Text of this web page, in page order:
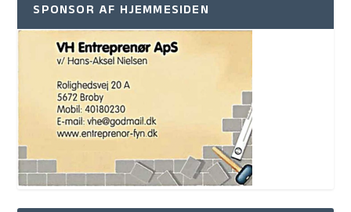
SPONSOR AF HJEMMESIDEN